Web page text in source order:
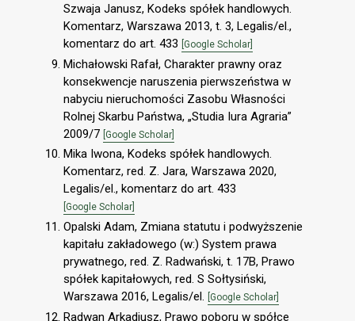
Szwaja Janusz, Kodeks spółek handlowych.
Komentarz, Warszawa 2013, t. 3, Legalis/el.,
komentarz do art. 433 [Google Scholar]
Michałowski Rafał, Charakter prawny oraz
konsekwencje naruszenia pierwszeństwa w
nabyciu nieruchomości Zasobu Własności
Rolnej Skarbu Państwa, „Studia Iura Agraria”
2009/7 [Google Scholar]
Mika Iwona, Kodeks spółek handlowych.
Komentarz, red. Z. Jara, Warszawa 2020,
Legalis/el., komentarz do art. 433
[Google Scholar]
Opalski Adam, Zmiana statutu i podwyższenie
kapitału zakładowego (w:) System prawa
prywatnego, red. Z. Radwański, t. 17B, Prawo
spółek kapitałowych, red. S Sołtysiński,
Warszawa 2016, Legalis/el. [Google Scholar]
Radwan Arkadiusz, Prawo poboru w spółce